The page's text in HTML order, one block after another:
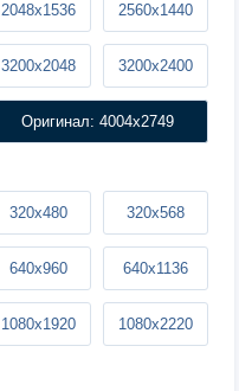
2048x1536 2560x1440
3200x2048 3200x2400
Оригинал: 4004x2749
320x480 320x568
640x960 640x1136
1080x1920 1080x2220